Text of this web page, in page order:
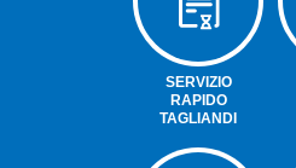
SERVIZIO
RAPIDO
TAGLIANDI